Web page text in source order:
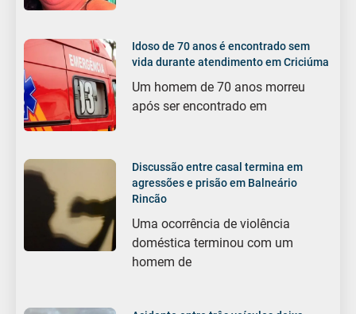
Idoso de 70 anos é encontrado sem
vida durante atendimento em Criciúma
Um homem de 70 anos morreu
após ser encontrado em
Discussão entre casal termina em
agressões e prisão em Balneário
Rincão
Uma ocorrência de violência
doméstica terminou com um
homem de